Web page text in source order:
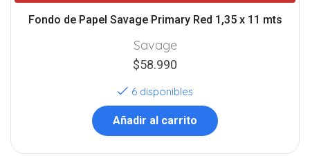
Fondo de Papel Savage Primary Red 1,35 x 11 mts
Savage
$58.990
6 disponibles
Añadir al carrito